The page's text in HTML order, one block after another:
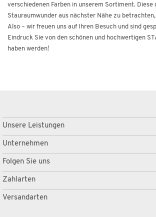
verschiedenen Farben in unserem Sortiment. Diese
Stauraumwunder aus nächster Nähe zu
Also – wir freuen uns auf Ihren Besuch und sind
Eindruck Sie von den schönen und hochwertigen
haben werden!
Unsere Leistungen
Unternehmen
Folgen Sie uns
Zahlarten
Versandarten